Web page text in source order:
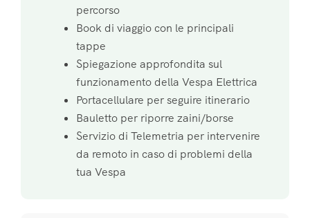
percorso
Book di viaggio con le principali
tappe
Spiegazione approfondita sul
funzionamento della Vespa Elettrica
Portacellulare per seguire itinerario
Bauletto per riporre zaini/borse
Servizio di Telemetria per intervenire
da remoto in caso di problemi della
tua Vespa